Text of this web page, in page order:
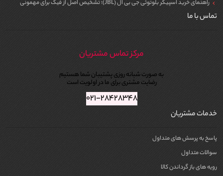
راهنمای خرید اسپیکر بلوتوثی جی بی ال (JBL)؛ تشخیص اصل از فیک برای مهمونی
تماس با ما
مرکز تماس مشتریان
به صورت شبانه روزی پشتیبان شما هستیم
رضایت مشتری برای ما در اولویت است
۰۲۱-۲۸۴۲۸۳۴۸
خدمات مشتریان
پاسخ به پرسش های متداول
سوالات متداول
رویه های باز گرداندن کالا